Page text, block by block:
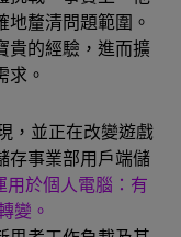
釐清問題範圍。
貴的經驗，進而擴
求。
，並正在改變遊戲
存事業部用戶端儲
用於個人電腦：有
變。